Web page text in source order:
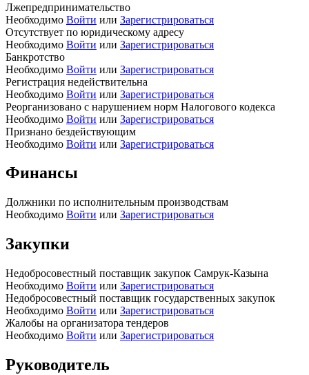
Лжепредпринимательство
Необходимо Войти или Зарегистрироваться
Отсутствует по юридическому адресу
Необходимо Войти или Зарегистрироваться
Банкротство
Необходимо Войти или Зарегистрироваться
Регистрация недействительна
Необходимо Войти или Зарегистрироваться
Реорганизовано с нарушением норм Налогового кодекса
Необходимо Войти или Зарегистрироваться
Признано бездействующим
Необходимо Войти или Зарегистрироваться
Финансы
Должники по исполнительным производствам
Необходимо Войти или Зарегистрироваться
Закупки
Недобросовестный поставщик закупок Самрук-Казына
Необходимо Войти или Зарегистрироваться
Недобросовестный поставщик государственных закупок
Необходимо Войти или Зарегистрироваться
Жалобы на организатора тендеров
Необходимо Войти или Зарегистрироваться
Руководитель